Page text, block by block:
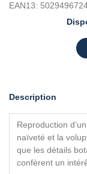
EAN13:
Description
Reproduction
naïveté et la
que les détails
confèrent un